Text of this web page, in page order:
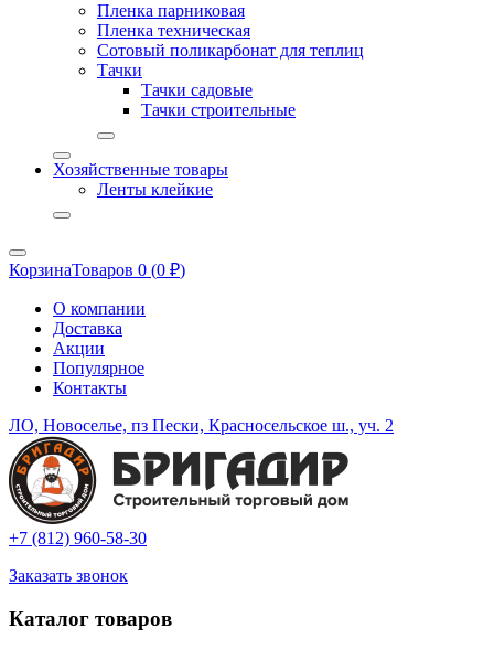
Пленка парниковая
Пленка техническая
Сотовый поликарбонат для теплиц
Тачки
Тачки садовые
Тачки строительные
Хозяйственные товары
Ленты клейкие
КорзинаТоваров 0 (0 ₽)
О компании
Доставка
Акции
Популярное
Контакты
ЛО, Новоселье, пз Пески, Красносельское ш., уч. 2
+7 (812) 960-58-30
Заказать звонок
Каталог товаров